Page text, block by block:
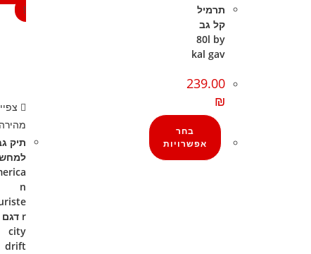
תרמיל
קל גב
80l by
kal gav
239.00
₪
בחר
אפשרויות
!
מהירה
תיק
n
r דגם
city
drift